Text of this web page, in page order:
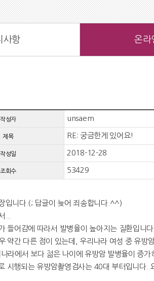
사항 온라
작성자 unsaem
제목 RE: 궁금한게 있어요!
작성일 2018-12-28
조회수 53429
입니다.(; 답글이 늦어 죄송합니다.^^)
...
들어감에 따라서 발병율이 높아지는 질환입니
약간 다른 점이 있는데, 우리나라 여성 중 유
라에서 보다 젊은 나이에 유방암 발병율이 증
시행되는 유방암촬영검사는 40대 부터입니다